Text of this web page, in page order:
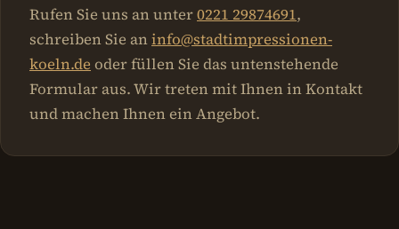
Rufen Sie uns an unter0221 29874691,
schreiben Sie aninfo@stadtimpressionen-
koeln.de oder füllen Sie das untenstehende
Formular aus. Wir treten mit Ihnen in Kontakt
und machen Ihnen ein Angebot.